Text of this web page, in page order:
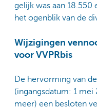
gelijk was aan
het ogenblik van de
Wijzigingen
voor VVPRbis
De hervorming van
(ingangsdatum: 1 mei
meer) een besloten